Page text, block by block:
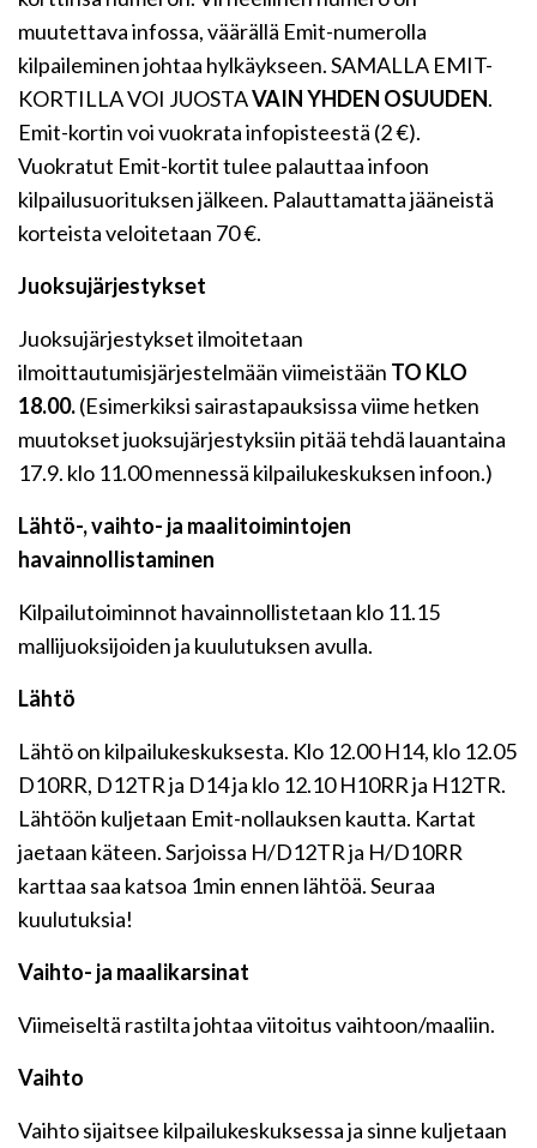
muutettava infossa, väärällä Emit-numerolla
kilpaileminen johtaa hylkäykseen. SAMALLA EMIT-
KORTILLA VOI JUOSTAVAIN YHDEN OSUUDEN.
Emit-kortin voi vuokrata infopisteestä (2 €).
Vuokratut Emit-kortit tulee palauttaa infoon
kilpailusuorituksen jälkeen. Palauttamatta jääneistä
korteista veloitetaan 70 €.
Juoksujärjestykset
Juoksujärjestykset ilmoitetaan
ilmoittautumisjärjestelmään viimeistään TO KLO
18.00.(Esimerkiksi sairastapauksissa viime hetken
muutokset juoksujärjestyksiin pitää tehdä lauantaina
17.9. klo 11.00 mennessä kilpailukeskuksen infoon.)
Lähtö-, vaihto- ja maalitoimintojen
havainnollistaminen
Kilpailutoiminnot havainnollistetaan klo 11.15
mallijuoksijoiden ja kuulutuksen avulla.
Lähtö
Lähtö on kilpailukeskuksesta. Klo 12.00 H14, klo 12.05
D10RR, D12TR ja D14 ja klo 12.10 H10RR ja H12TR.
Lähtöön kuljetaan Emit-nollauksen kautta. Kartat
jaetaan käteen. Sarjoissa H/D12TR ja H/D10RR
karttaa saa katsoa 1min ennen lähtöä. Seuraa
kuulutuksia!
Vaihto- ja maalikarsinat
Viimeiseltä rastilta johtaa viitoitus vaihtoon/maaliin.
Vaihto
Vaihto sijaitsee kilpailukeskuksessa ja sinne kuljetaan